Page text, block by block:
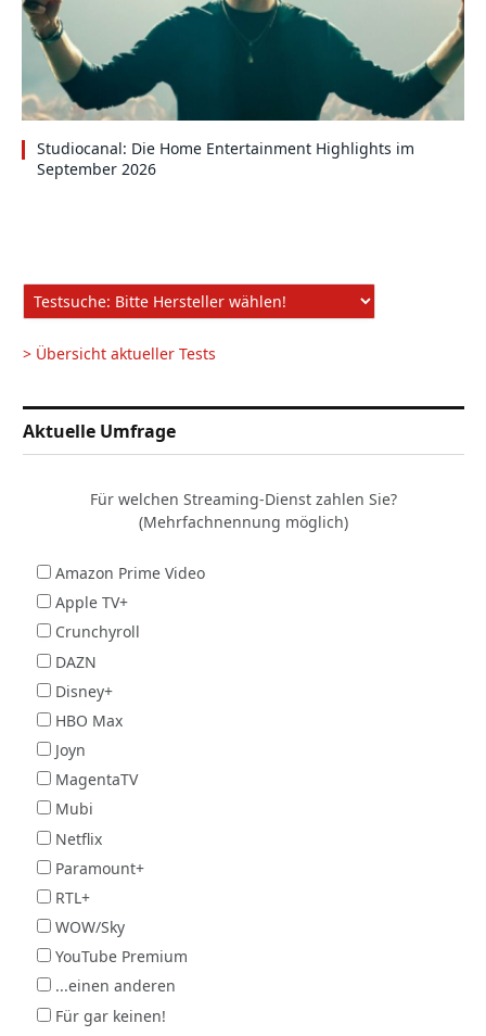
Studiocanal: Die Home Entertainment Highlights im
September 2026
> Übersicht aktueller Tests
Aktuelle Umfrage
Für welchen Streaming-Dienst zahlen Sie?
(Mehrfachnennung möglich)
Amazon Prime Video
Apple TV+
Crunchyroll
DAZN
Disney+
HBO Max
Joyn
MagentaTV
Mubi
Netflix
Paramount+
RTL+
WOW/Sky
YouTube Premium
...einen anderen
Für gar keinen!